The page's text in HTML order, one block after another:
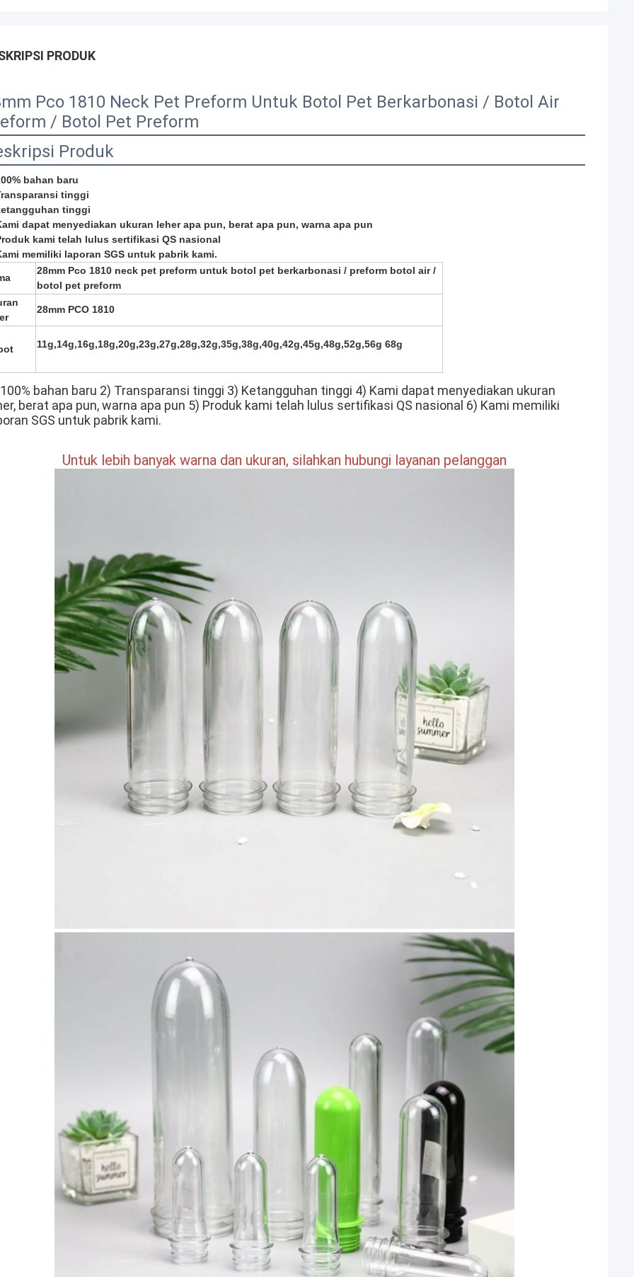
PRODUK
Pco 1810 Neck Pet Preform Untuk Botol Pet Berkarbonasi / Botol Air
/ Botol Pet Preform
Produk
bahan baru
tinggi
tinggi
dapat menyediakan ukuran leher apa pun, berat apa pun, warna apa pun
kami telah lulus sertifikasi QS nasional
memiliki laporan SGS untuk pabrik kami.
28mm Pco 1810 neck pet preform untuk botol pet berkarbonasi / preform botol air /
botol pet preform
28mm PCO 1810
11g,14g,16g,18g,20g,23g,27g,28g,32g,35g,38g,40g,42g,45g,48g,52g,56g 68g
bahan baru 2) Transparansi tinggi 3) Ketangguhan tinggi 4) Kami dapat menyediakan ukuran
berat apa pun, warna apa pun 5) Produk kami telah lulus sertifikasi QS nasional 6) Kami memiliki
SGS untuk pabrik kami.
Untuk lebih banyak warna dan ukuran, silahkan hubungi layanan pelanggan